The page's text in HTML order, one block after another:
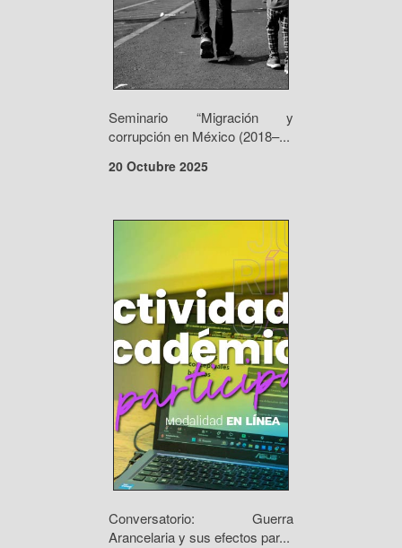
Seminario “Migración y
corrupción en México (2018–...
20 Octubre 2025
Conversatorio: Guerra
Arancelaria y sus efectos par...